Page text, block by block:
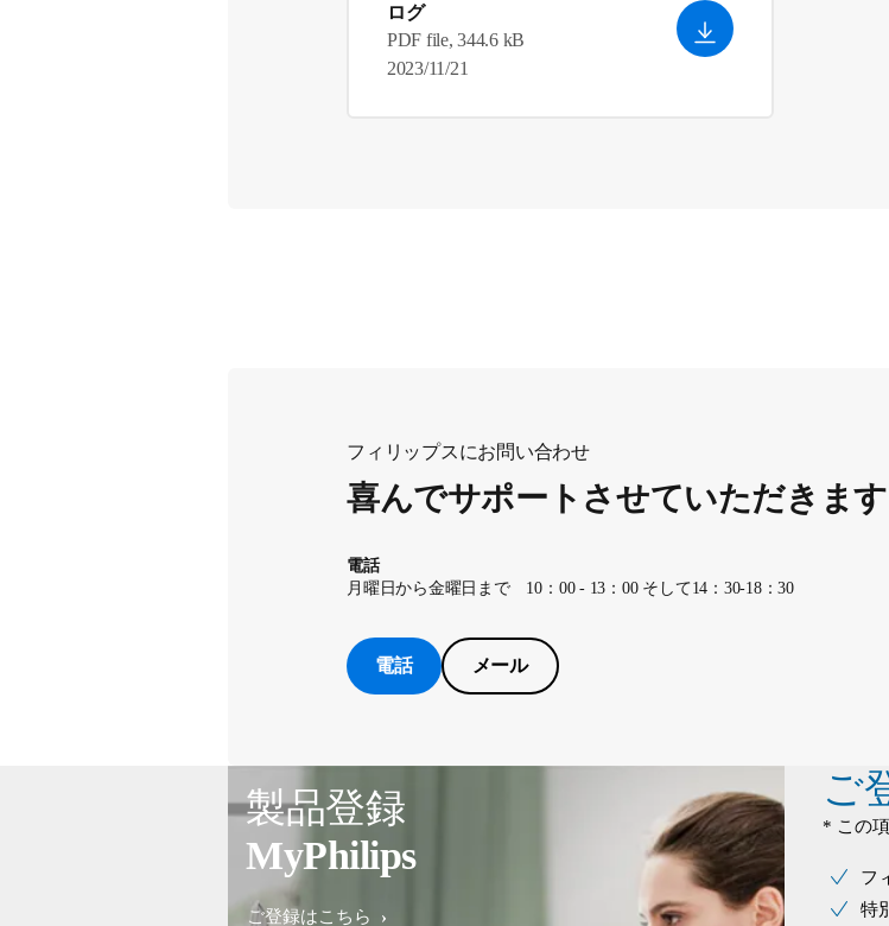
ログ
PDF file, 344.6 kB
2023/11/21
フィリップスにお問い合わせ
喜んでサポートさせていただきます
電話
月曜日から金曜日まで 10：00 - 13：00 そして14：30-18：30
電話 メール
製品登録
MyPhilips
ご登録はこちら
ご
* この
フ
特